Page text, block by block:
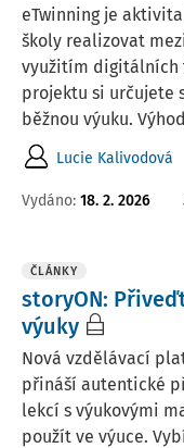
eTwinning je
školy realizovat
využitím digitálních
projektu si určujete
běžnou výuku.
Lucie Kalivodová
Vydáno: 18. 2. 2026
ČLÁNKY
storyON:
výuky
Nová vzdělávací
přináší autentické
lekcí s výukovými
použít ve výuce.